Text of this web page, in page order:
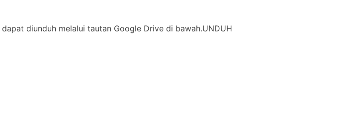
diunduh melalui tautan Google Drive di bawah.UNDUH